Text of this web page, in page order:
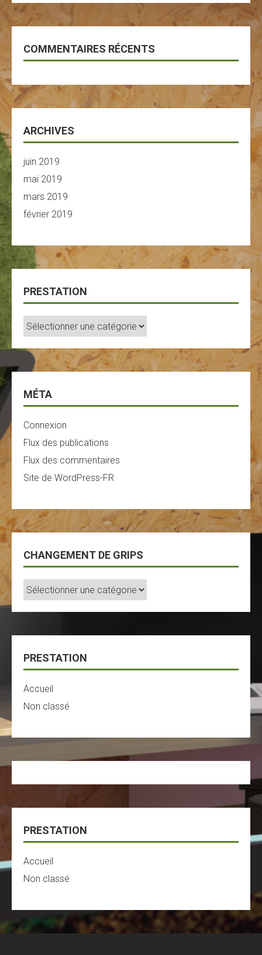
COMMENTAIRES RÉCENTS
ARCHIVES
juin 2019
mai 2019
mars 2019
février 2019
PRESTATION
Prestation
MÉTA
Connexion
Flux des publications
Flux des commentaires
Site de WordPress-FR
CHANGEMENT DE GRIPS
Changement
De
Grips
PRESTATION
Accueil
Non classé
PRESTATION
Accueil
Non classé